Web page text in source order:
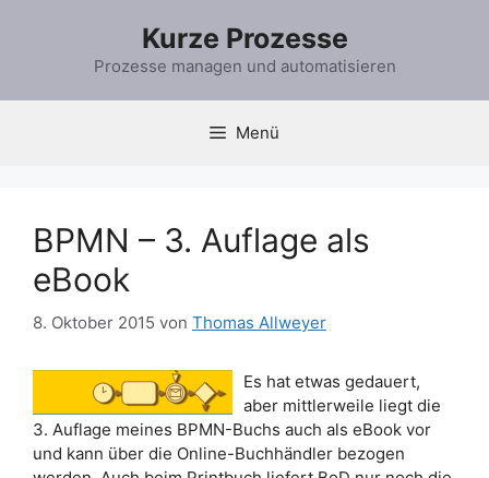
Kurze Prozesse
Prozesse managen und automatisieren
Menü
BPMN – 3. Auflage als
eBook
8. Oktober 2015 von Thomas Allweyer
Es hat etwas gedauert,
aber mittlerweile liegt die
3. Auflage meines BPMN-Buchs auch als eBook vor
und kann über die Online-Buchhändler bezogen